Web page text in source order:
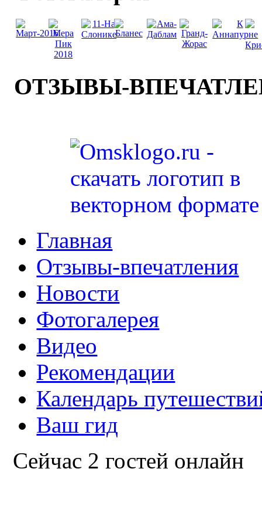
ОТЗЫВЫ-
Главная
Отзывы-впечатления
Новости
Фотогалерея
Видео
Рекомендации
Календарь
Ваш гид
Сейчас 2 гостей онлайн